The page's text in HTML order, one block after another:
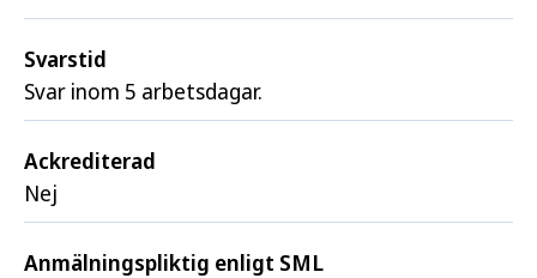
Svarstid
Svar inom 5 arbetsdagar.
Ackrediterad
Nej
Anmälningspliktig enligt SML